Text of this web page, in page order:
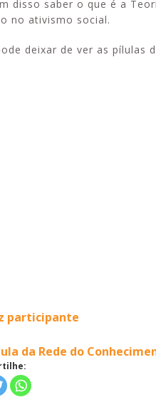
disso saber o que é a
no ativismo social.
deixar de ver as pílulas
participante
da Rede do